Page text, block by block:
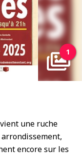
1
une ruche
encore sur les